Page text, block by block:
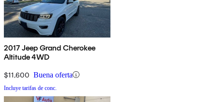
2017 Jeep Grand Cherokee
Altitude 4WD
$11,600 Buena oferta
Incluye tarifas de conc.